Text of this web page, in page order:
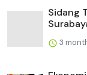
Sidang
3